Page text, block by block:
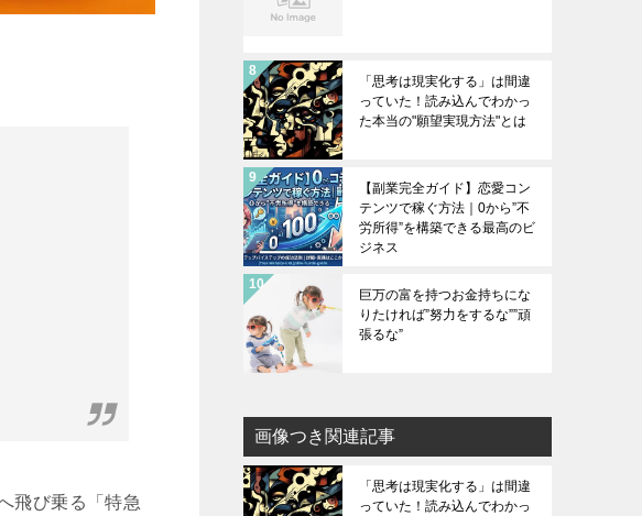
飛び乗る「特急
「思考は現実化する」は間違
っていた！読み込んでわかっ
た本当の"願望実現方法"とは
【副業完全ガイド】恋愛コン
テンツで稼ぐ方法｜0から”不
労所得”を構築できる最高のビ
ジネス
巨万の富を持つお金持ちにな
りたければ”努力をするな””頑
張るな”
画像つき関連記事
「思考は現実化する」は間違
っていた！読み込んでわかっ